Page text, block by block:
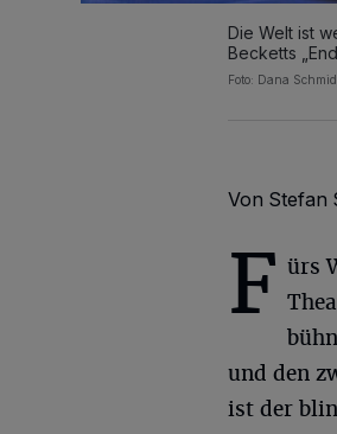
Die Welt ist
Becketts
Foto: Dana
Von Stefan
F ürs
und den
ist der